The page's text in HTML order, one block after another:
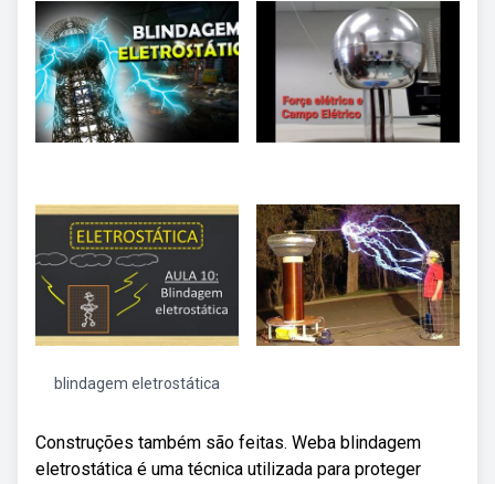
blindagem eletrostática
Construções também são feitas. Weba blindagem
eletrostática é uma técnica utilizada para proteger